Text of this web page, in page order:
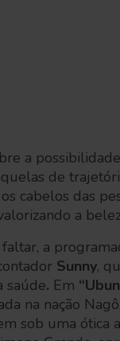
a
de
cabelos das
a
a
Sunny,
saúde. Em
na nação
sob uma ótica